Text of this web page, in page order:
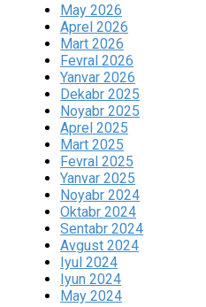
May 2026
Aprel 2026
Mart 2026
Fevral 2026
Yanvar 2026
Dekabr 2025
Noyabr 2025
Aprel 2025
Mart 2025
Fevral 2025
Yanvar 2025
Noyabr 2024
Oktabr 2024
Sentabr 2024
Avgust 2024
Iyul 2024
Iyun 2024
May 2024